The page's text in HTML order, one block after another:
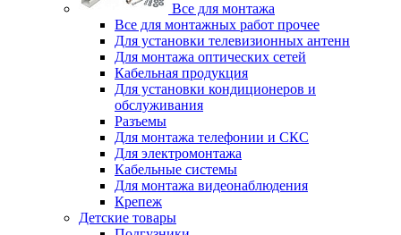
Все для монтажа
Все для монтажных работ прочее
Для установки телевизионных антенн
Для монтажа оптических сетей
Кабельная продукция
Для установки кондиционеров и
обслуживания
Разъемы
Для монтажа телефонии и СКС
Для электромонтажа
Кабельные системы
Для монтажа видеонаблюдения
Крепеж
Детские товары